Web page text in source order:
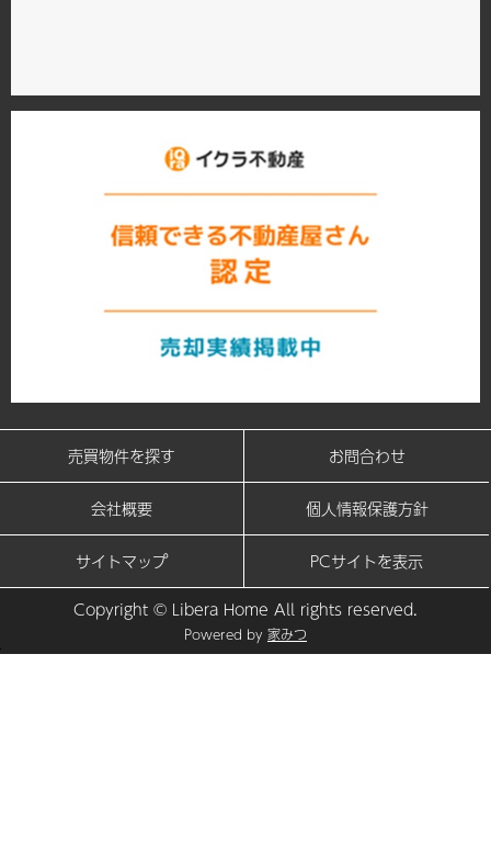
売買物件を探す お問合わせ
会社概要 個人情報保護方針
サイトマップ
PCサイトを表示
Copyright © Libera Home All rights reserved.
Powered by 家みつ